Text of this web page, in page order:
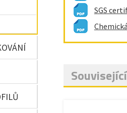
SGS